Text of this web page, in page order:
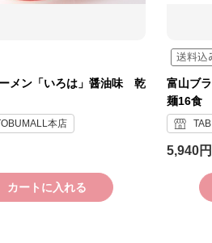
メン「いろは」醤油味 乾
本店
カートに入れる
富山ブ
麺16食
5,940円